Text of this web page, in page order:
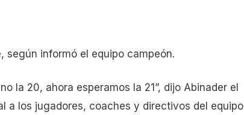
según informó el equipo campeón.
la 20, ahora esperamos la 21”, dijo Abinader el
a los jugadores, coaches y directivos del equipo